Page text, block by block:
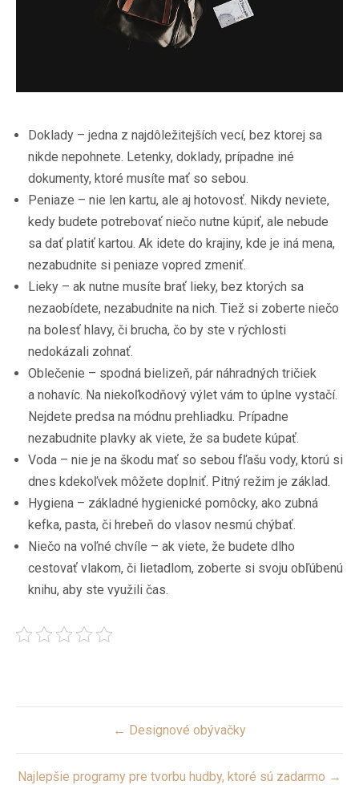
Doklady – jedna z najdôležitejších vecí, bez ktorej sa
nikde nepohnete. Letenky, doklady, prípadne iné
dokumenty, ktoré musíte mať so sebou.
Peniaze – nie len kartu, ale aj hotovosť. Nikdy neviete,
kedy budete potrebovať niečo nutne kúpiť, ale nebude
sa dať platiť kartou. Ak idete do krajiny, kde je iná mena,
nezabudnite si peniaze vopred zmeniť.
Lieky – ak nutne musíte brať lieky, bez ktorých sa
nezaobídete, nezabudnite na nich. Tiež si zoberte niečo
na bolesť hlavy, či brucha, čo by ste v rýchlosti
nedokázali zohnať.
Oblečenie – spodná bielizeň, pár náhradných tričiek
a nohavíc. Na niekoľkodňový výlet vám to úplne vystačí.
Nejdete predsa na módnu prehliadku. Prípadne
nezabudnite plavky ak viete, že sa budete kúpať.
Voda – nie je na škodu mať so sebou fľašu vody, ktorú si
dnes kdekoľvek môžete doplniť. Pitný režim je základ.
Hygiena – základné hygienické pomôcky, ako zubná
kefka, pasta, či hrebeň do vlasov nesmú chýbať.
Niečo na voľné chvíle – ak viete, že budete dlho
cestovať vlakom, či lietadlom, zoberte si svoju obľúbenú
knihu, aby ste využili čas.
← Designové obývačky
Najlepšie programy pre tvorbu hudby, ktoré sú zadarmo →